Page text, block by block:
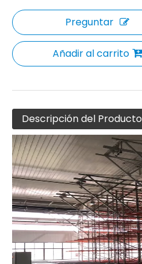
Preguntar
Añadir al carrito
Descripción del Producto